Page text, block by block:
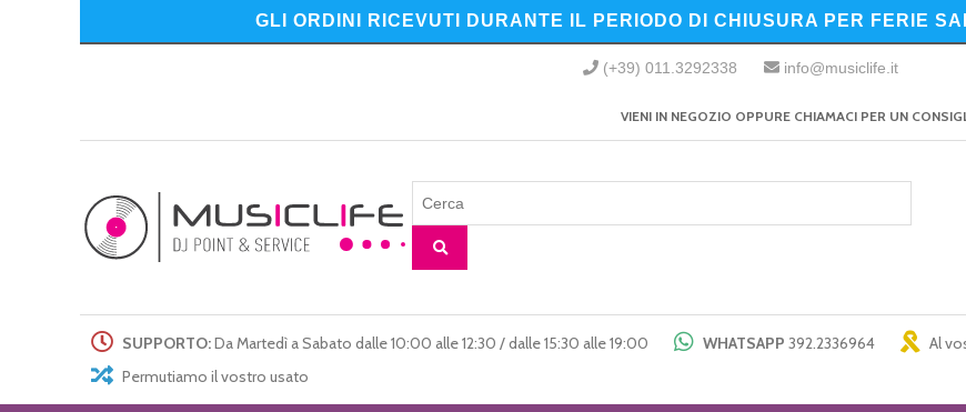
GLI ORDINI RICEVUTI DURANTE IL PERIODO DI CHIUSURA PER FERIE
(+39) 011.3292338 info@musiclife.it
VIENI IN NEGOZIO OPPURE CHIAMACI PER UN
SUPPORTO:Da Martedì a Sabato dalle 10:00 alle 12:30 / dalle 15:30 alle 19:00 WHATSAPP 392.2336964 Al
Permutiamo il vostro usato